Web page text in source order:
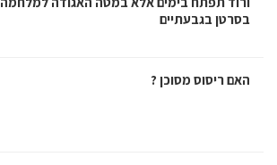
בסרטן בגבעתיים
האם ריסוס מסוכן ?